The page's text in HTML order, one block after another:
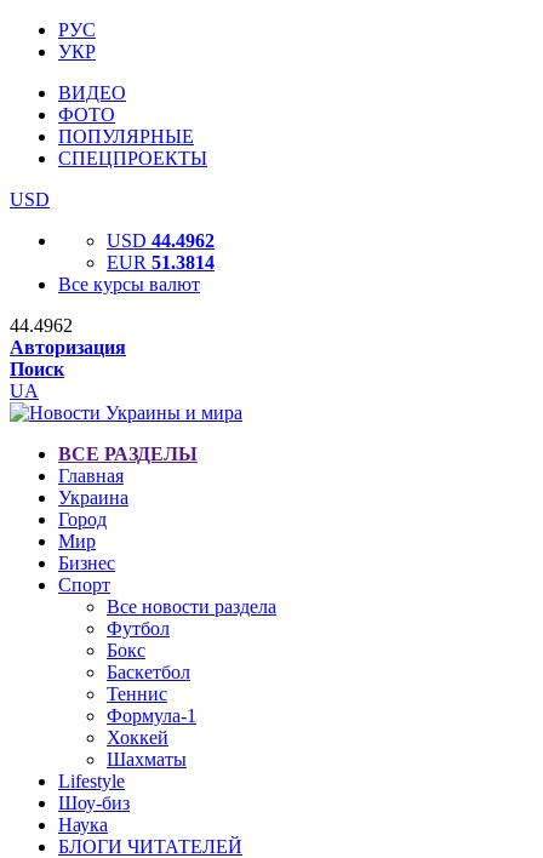
РУС
УКР
ВИДЕО
ФОТО
ПОПУЛЯРНЫЕ
СПЕЦПРОЕКТЫ
USD
USD 44.4962
EUR 51.3814
Все курсы валют
44.4962
Авторизация
Поиск
UA
ВСЕ РАЗДЕЛЫ
Главная
Украина
Город
Мир
Бизнес
Спорт
Все новости раздела
Футбол
Бокс
Баскетбол
Теннис
Формула-1
Хоккей
Шахматы
Lifestyle
Шоу-биз
Наука
БЛОГИ ЧИТАТЕЛЕЙ